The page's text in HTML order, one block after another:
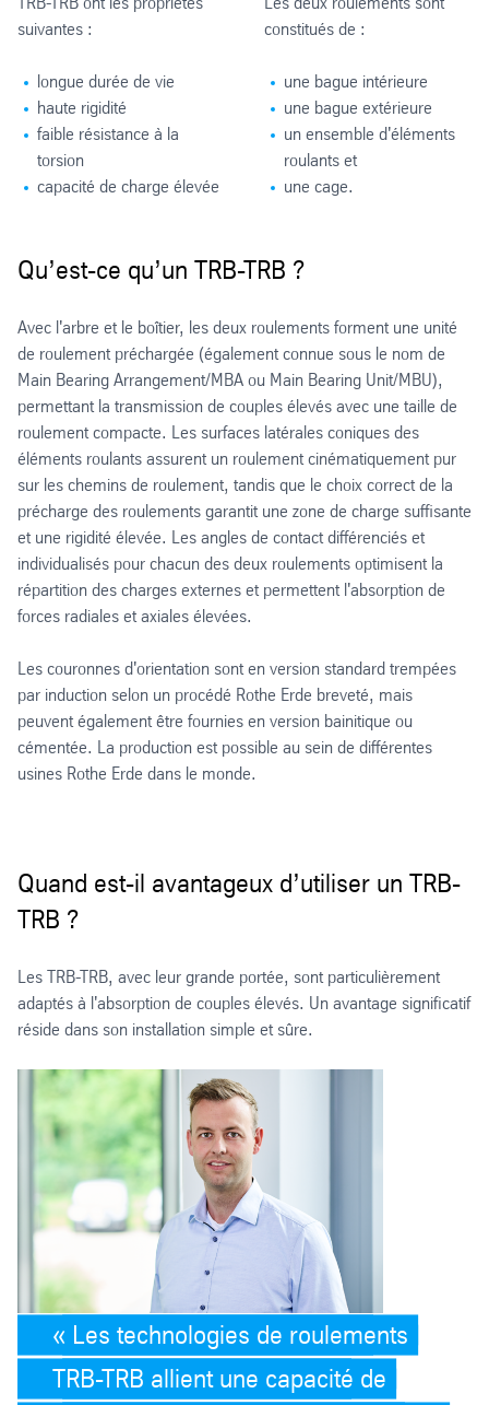
suivantes :
longue durée de vie
haute rigidité
faible résistance à la
torsion
capacité de charge élevée
constitués de :
une bague intérieure
une bague extérieure
un ensemble d'éléments
roulants et
une cage.
Qu’est-ce qu’un TRB-TRB ?
Avec l'arbre et le boîtier, les deux roulements forment une unité
de roulement préchargée (également connue sous le nom de
Main Bearing Arrangement/MBA ou Main Bearing Unit/MBU),
permettant la transmission de couples élevés avec une taille de
roulement compacte. Les surfaces latérales coniques des
éléments roulants assurent un roulement cinématiquement pur
sur les chemins de roulement, tandis que le choix correct de la
précharge des roulements garantit une zone de charge suffisante
et une rigidité élevée. Les angles de contact différenciés et
individualisés pour chacun des deux roulements optimisent la
répartition des charges externes et permettent l'absorption de
forces radiales et axiales élevées.
Les couronnes d'orientation sont en version standard trempées
par induction selon un procédé Rothe Erde breveté, mais
peuvent également être fournies en version bainitique ou
cémentée. La production est possible au sein de différentes
usines Rothe Erde dans le monde.
Quand est-il avantageux d’utiliser un TRB-
TRB ?
Les TRB-TRB, avec leur grande portée, sont particulièrement
adaptés à l'absorption de couples élevés. Un avantage significatif
réside dans son installation simple et sûre.
Les technologies de roulements
TRB-TRB allient une capacité de